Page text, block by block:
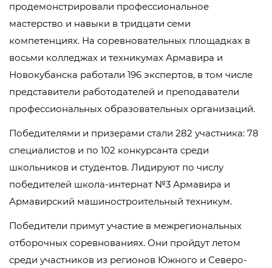
продемонстрировали профессиональное
мастерство и навыки в тридцати семи
компетенциях. На соревновательных площадках в
восьми колледжах и техникумах Армавира и
Новокубанска работали 196 экспертов, в том числе
представители работодателей и преподаватели
профессиональных образовательных организаций.
Победителями и призерами стали 282 участника: 78
специалистов и по 102 конкурсанта среди
школьников и студентов. Лидируют по числу
победителей школа-интернат №3 Армавира и
Армавирский машиностроительный техникум.
Победители примут участие в межрегиональных
отборочных соревнованиях. Они пройдут летом
среди участников из регионов Южного и Северо-